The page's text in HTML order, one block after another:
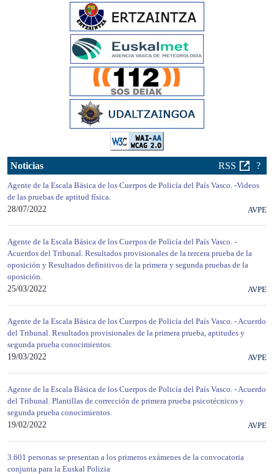
Noticias RSS ?
Agente de la Escala Básica de los Cuerpos de Policía del País Vasco. -Videos
de las pruebas de aptitud física.
28/07/2022
AVPE
Agente de la Escala Básica de los Cuerpos de Policía del País Vasco. -
Acuerdos del Tribunal. Resultados provisionales de la tercera prueba de la
oposición y Resultados definitivos de la primera y segunda pruebas de la
oposición.
25/03/2022
AVPE
Agente de la Escala Básica de los Cuerpos de Policía del País Vasco. - Acuerdo
del Tribunal. Resultados provisionales de la primera prueba, aptitudes y
segunda prueba conocimientos.
19/03/2022
AVPE
Agente de la Escala Básica de los Cuerpos de Policía del País Vasco. - Acuerdo
del Tribunal. Plantillas de corrección de primera prueba psicotécnicos y
segunda prueba conocimientos.
19/02/2022
AVPE
3.601 personas se presentan a los primeros exámenes de la convocatoria
conjunta para la Euskal Polizia